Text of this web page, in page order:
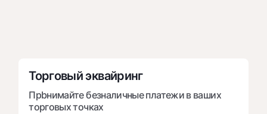
Торговый эквайринг
Прbнимайте безналичные платежи в ваших
торговых точках